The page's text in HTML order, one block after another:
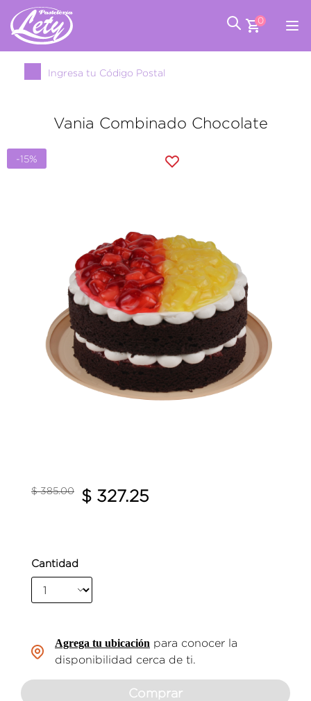
0
Ingresa tu Código Postal
Vania Combinado Chocolate
-15%
Precio reducido de
$ 385.00
a $ 327.25
Cantidad
Agrega tu ubicación para conocer la
disponibilidad cerca de ti.
Comprar